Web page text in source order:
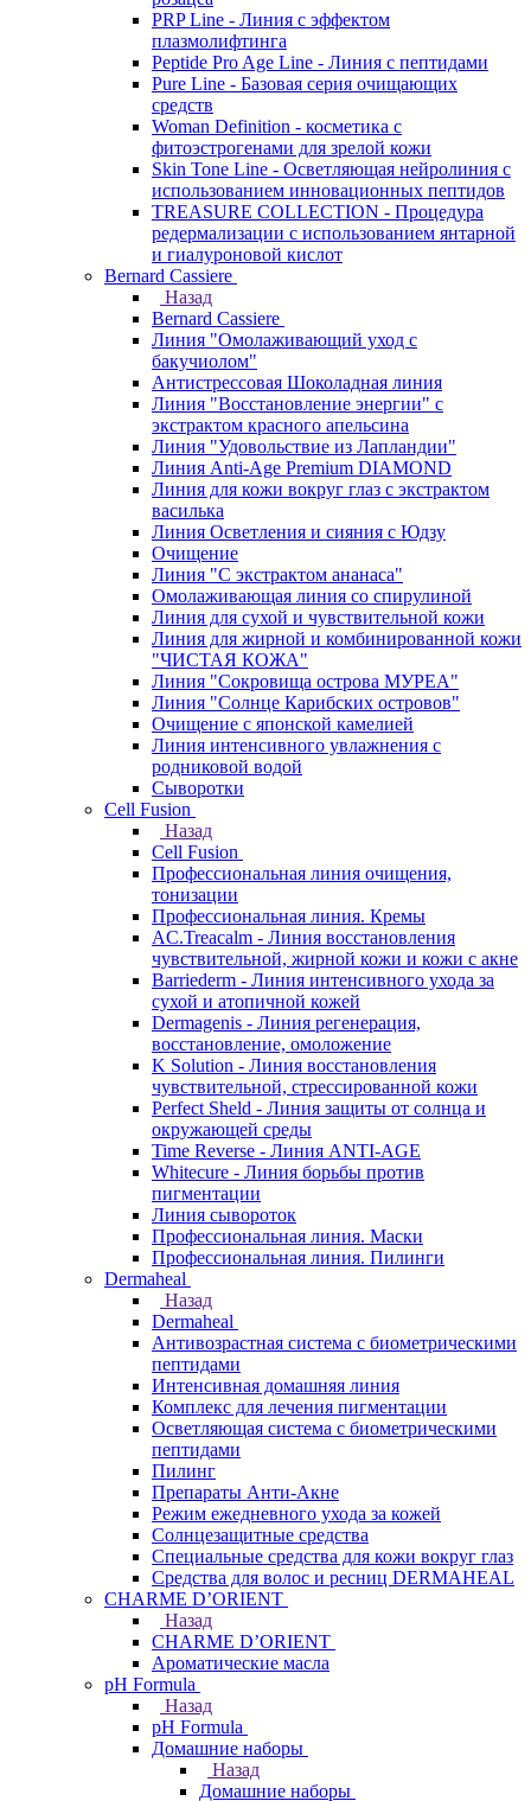
PRP Line - Линия с эффектом
плазмолифтинга
Peptide Pro Age Line - Линия с пептидами
Pure Line - Базовая серия очищающих
средств
Woman Definition - косметика с
фитоэстрогенами для зрелой кожи
Skin Tone Line - Осветляющая нейролиния с
использованием инновационных пептидов
TREASURE COLLECTION - Процедура
редермализации с использованием янтарной
и гиалуроновой кислот
Bernard Cassiere
Назад
Bernard Cassiere
Линия "Омолаживающий уход с
бакучиолом"
Антистрессовая Шоколадная линия
Линия "Восстановление энергии" с
экстрактом красного апельсина
Линия "Удовольствие из Лапландии"
Линия Anti-Age Premium DIAMOND
Линия для кожи вокруг глаз с экстрактом
василька
Линия Осветления и сияния с Юдзу
Очищение
Линия "С экстрактом ананаса"
Омолаживающая линия со спирулиной
Линия для сухой и чувствительной кожи
Линия для жирной и комбинированной кожи
"ЧИСТАЯ КОЖА"
Линия "Сокровища острова МУРЕА"
Линия "Солнце Карибских островов"
Очищение с японской камелией
Линия интенсивного увлажнения с
родниковой водой
Сыворотки
Cell Fusion
Назад
Cell Fusion
Профессиональная линия очищения,
тонизации
Профессиональная линия. Кремы
AC.Treacalm - Линия восстановления
чувствительной, жирной кожи и кожи с акне
Barriederm - Линия интенсивного ухода за
сухой и атопичной кожей
Dermagenis - Линия регенерация,
восстановление, омоложение
K Solution - Линия восстановления
чувствительной, стрессированной кожи
Perfect Sheld - Линия защиты от солнца и
окружающей среды
Time Reverse - Линия ANTI-AGE
Whitecure - Линия борьбы против
пигментации
Линия сывороток
Профессиональная линия. Маски
Профессиональная линия. Пилинги
Dermaheal
Назад
Dermaheal
Антивозрастная система с биометрическими
пептидами
Интенсивная домашняя линия
Комплекс для лечения пигментации
Осветляющая система с биометрическими
пептидами
Пилинг
Препараты Анти-Акне
Режим ежедневного ухода за кожей
Солнцезащитные средства
Специальные средства для кожи вокруг глаз
Средства для волос и ресниц DERMAHEAL
CHARME D’ORIENT
Назад
CHARME D’ORIENT
Ароматические масла
pH Formula
Назад
pH Formula
Домашние наборы
Назад
Домашние наборы